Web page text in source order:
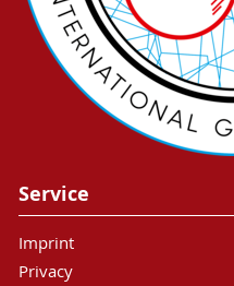
Service
Imprint
Privacy